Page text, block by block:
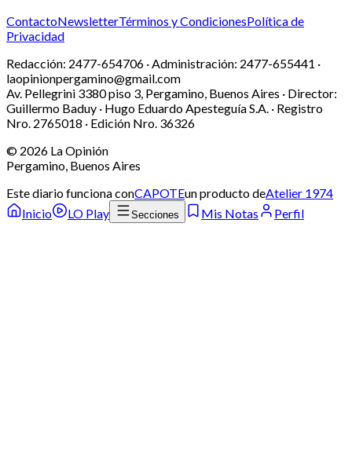
ContactoNewsletterTérminos y CondicionesPolítica de
Privacidad
Redacción: 2477-654706 ·Administración: 2477-655441 ·
laopinionpergamino@gmail.com
Av. Pellegrini 3380 piso 3, Pergamino, Buenos Aires · Director:
Guillermo Baduy · Hugo Eduardo Apesteguía S.A. · Registro
Nro. 2765018 · Edición Nro. 36326
© 2026 La Opinión
Pergamino, Buenos Aires
Este diario funciona conCAPOTEun producto deAtelier 1974
Inicio
LO Play Secciones Mis Notas Perfil